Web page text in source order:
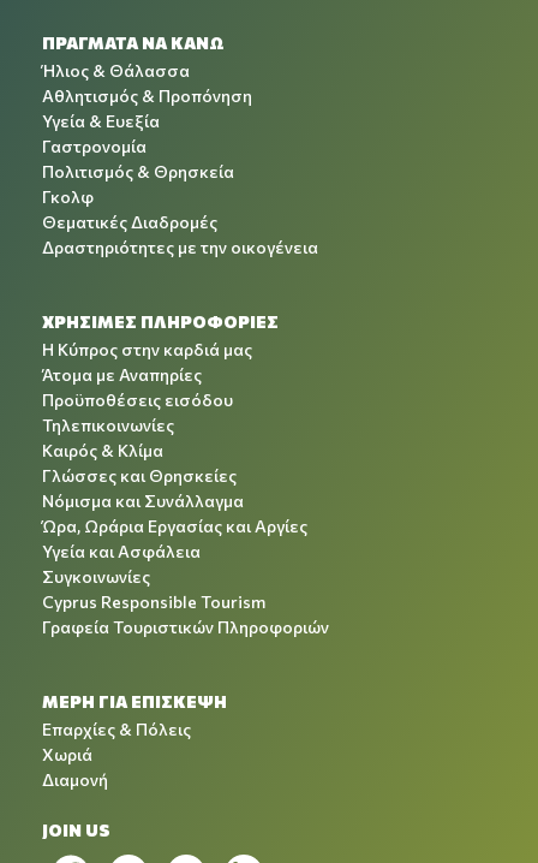
ΠΡΑΓΜΑΤΑ ΝΑ ΚΑΝΩ
Ήλιος & Θάλασσα
Αθλητισμός & Προπόνηση
Υγεία & Ευεξία
Γαστρονομία
Πολιτισμός & Θρησκεία
Γκολφ
Θεματικές Διαδρομές
Δραστηριότητες με την οικογένεια
ΧΡΉΣΙΜΕΣ ΠΛΗΡΟΦΟΡΊΕΣ
Η Κύπρος στην καρδιά μας
Άτομα με Αναπηρίες
Προϋποθέσεις εισόδου
Τηλεπικοινωνίες
Καιρός & Κλίμα
Γλώσσες και Θρησκείες
Νόμισμα και Συνάλλαγμα
Ώρα, Ωράρια Εργασίας και Αργίες
Υγεία και Ασφάλεια
Συγκοινωνίες
Cyprus Responsible Tourism
Γραφεία Τουριστικών Πληροφοριών
ΜΕΡΗ ΓΙΑ ΕΠΙΣΚΕΨΗ
Επαρχίες & Πόλεις
Χωριά
Διαμονή
JOIN US